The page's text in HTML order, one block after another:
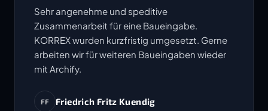
Sehr angenehme und speditive
Zusammenarbeit für eine Baueingabe.
KORREX wurden kurzfristig umgesetzt. Gerne
arbeiten wir für weiteren Baueingaben wieder
mit Archify.
FF Friedrich Fritz Kuendig